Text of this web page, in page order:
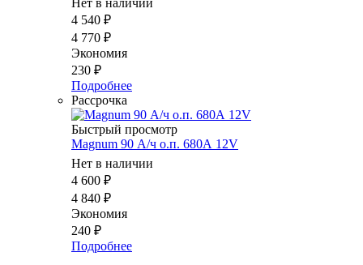
4 540 ₽
4 770 ₽
Экономия
230 ₽
Подробнее
Рассрочка
Быстрый просмотр
Magnum 90 А/ч о.п. 680А 12V
Нет в наличии
4 600 ₽
4 840 ₽
Экономия
240 ₽
Подробнее